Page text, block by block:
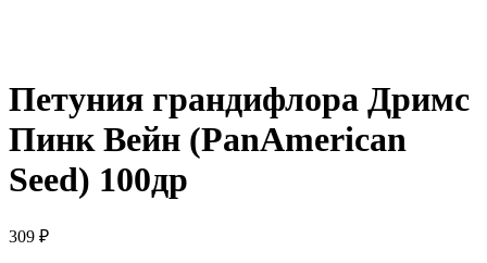
Петуния грандифлора Дримс
Пинк Вейн (PanAmerican
Seed) 100др
309 ₽